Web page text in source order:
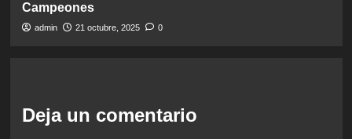
Campeones
admin 21 octubre, 2025 0
Deja un comentario